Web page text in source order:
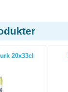
20x33cl